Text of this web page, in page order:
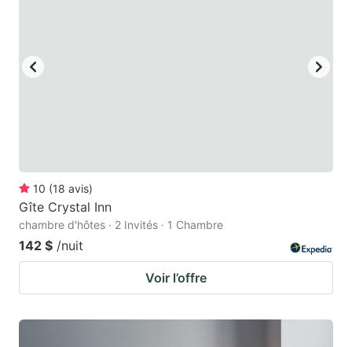
changing
dates.
10 (18 avis)
Gîte Crystal Inn
chambre d'hôtes · 2 Invités · 1 Chambre
142 $ /nuit
Voir l’offre